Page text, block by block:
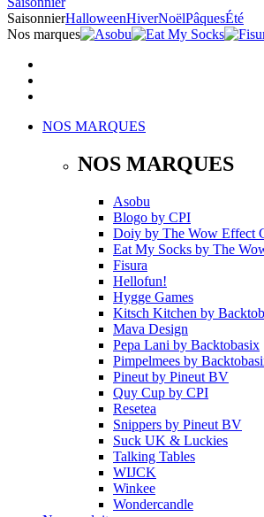
SaisonnierHalloweenHiverNoëlPâquesÉté
Nos marques
NOS MARQUES
NOS MARQUES
Asobu
Blogo by CPI
Doiy by The Wow Effect
Eat My Socks by The
Fisura
Hellofun!
Hygge Games
Kitsch Kitchen by
Mava Design
Pepa Lani by Backtobasix
Pimpelmees by
Pineut by Pineut BV
Quy Cup by CPI
Resetea
Snippers by Pineut BV
Suck UK & Luckies
Talking Tables
WIJCK
Winkee
Wondercandle